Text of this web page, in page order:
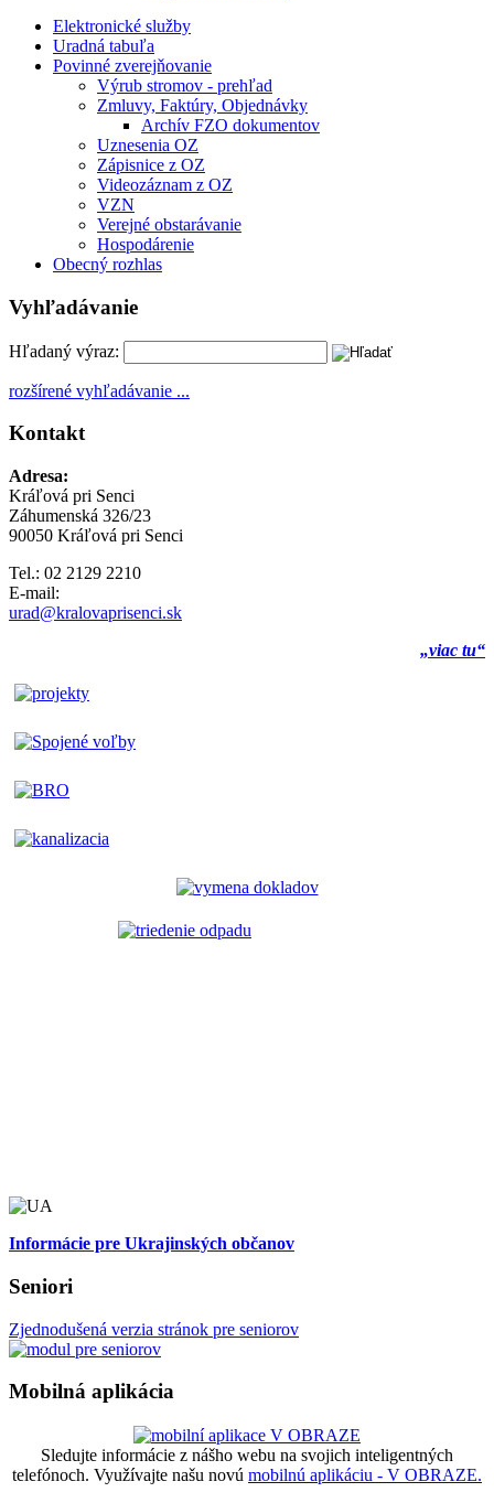
Elektronické služby
Uradná tabuľa
Povinné zverejňovanie
Výrub stromov - prehľad
Zmluvy, Faktúry, Objednávky
Archív FZO dokumentov
Uznesenia OZ
Zápisnice z OZ
Videozáznam z OZ
VZN
Verejné obstarávanie
Hospodárenie
Obecný rozhlas
Vyhľadávanie
Hľadaný výraz:
rozšírené vyhľadávanie ...
Kontakt
Adresa:
Kráľová pri Senci
Záhumenská 326/23
90050 Kráľová pri Senci
Tel.: 02 2129 2210
E-mail:
urad@kralovaprisenci.sk
„viac tu“
Informácie pre Ukrajinských občanov
Seniori
Zjednodušená verzia stránok pre seniorov
Mobilná aplikácia
Sledujte informácie z nášho webu na svojich inteligentných
telefónoch. Využívajte našu novú mobilnú aplikáciu - V OBRAZE.